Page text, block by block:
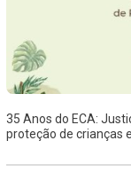
35 Anos do ECA:
proteção de crianças